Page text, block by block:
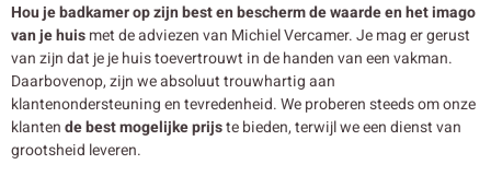
Hou je badkamer op zijn best en bescherm de waarde en het imago
van je huismet de adviezen van Michiel Vercamer. Je mag er gerust
van zijn dat je je huis toevertrouwt in de handen van een vakman.
Daarbovenop, zijn we absoluut trouwhartig aan
klantenondersteuning en tevredenheid. We proberen steeds om onze
klantende best mogelijke prijste bieden, terwijl we een dienst van
grootsheid leveren.